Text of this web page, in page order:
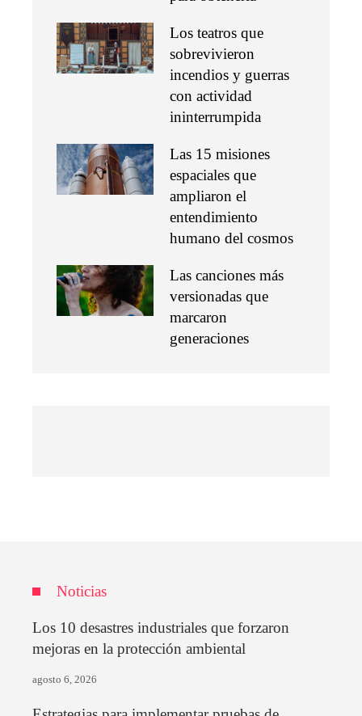
Los teatros que
sobrevivieron
incendios y guerras
con actividad
ininterrumpida
Las 15 misiones
espaciales que
ampliaron el
entendimiento
humano del cosmos
Las canciones más
versionadas que
marcaron
generaciones
Noticias
Los 10 desastres industriales que forzaron
mejoras en la protección ambiental
agosto 6, 2026